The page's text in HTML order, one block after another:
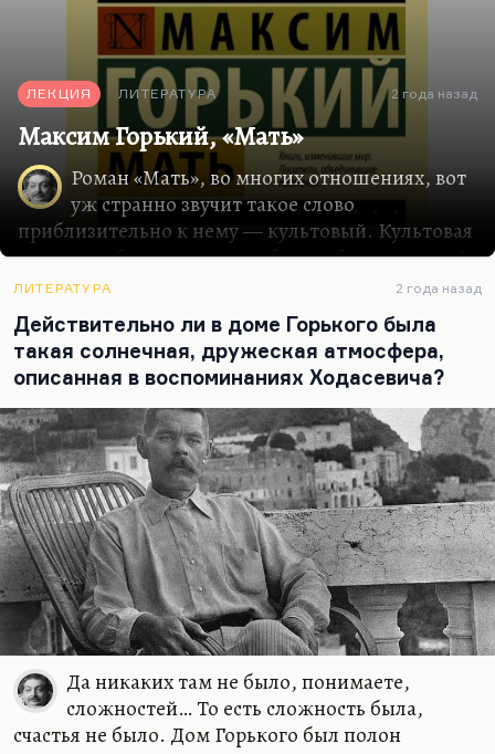
ЛЕКЦИЯ ЛИТЕРАТУРА 2 года назад
Максим Горький, «Мать»
Роман «Мать», во многих отношениях, вот
уж странно звучит такое слово
приблизительно к нему — культовый. Культовая
книга, вообще говоря, не обязана быть хорошей,
даже она не обязана быть великой. Культовая
книга — это предмет культа. То есть, она
попадает в анекдоты, и надо сказать, что
анекдотов о романе Горького «Мать» существует
множество. Достаточно вспомнить
перестроечную шутку: только теперь, наконец, в
наше время мы можем узнать полное название
этого романа. Или, например, знаменитую
шутку о том, что однажды вы уже написали
очень своевременную книгу — роман «Мать». Не
пора ли написать роман «Отец»?
Книга эта стала культовой по трем причинам, о
которых я подробно расскажу.…
ЛИТЕРАТУРА 2 года назад
Действительно ли в доме Горького была
такая солнечная, дружеская атмосфера,
описанная в воспоминаниях Ходасевича?
Да никаких там не было, понимаете,
сложностей… То есть сложность была,
счастья не было. Дом Горького был полон